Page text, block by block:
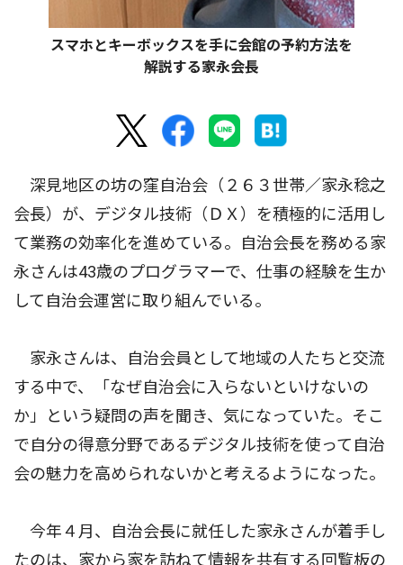
スマホとキーボックスを手に会館の予約方法を
解説する家永会長
深見地区の坊の窪自治会（２６３世帯／家永稔之
会長）が、デジタル技術（ＤＸ）を積極的に活用し
て業務の効率化を進めている。自治会長を務める家
永さんは43歳のプログラマーで、仕事の経験を生か
して自治会運営に取り組んでいる。
家永さんは、自治会員として地域の人たちと交流
する中で、「なぜ自治会に入らないといけないの
か」という疑問の声を聞き、気になっていた。そこ
で自分の得意分野であるデジタル技術を使って自治
会の魅力を高められないかと考えるようになった。
今年４月、自治会長に就任した家永さんが着手し
たのは、家から家を訪ねて情報を共有する回覧板の